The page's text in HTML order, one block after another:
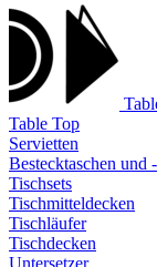
Table Top
Servietten
Bestecktaschen und
Tischsets
Tischmitteldecken
Tischläufer
Tischdecken